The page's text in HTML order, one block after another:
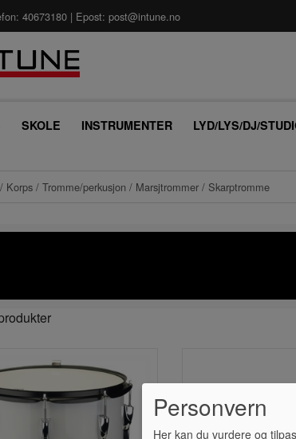
40673180 | Epost: post@intune.no
SKOLE INSTRUMENTER LYD/LYS/DJ/
/ Korps / Tromme/perkusjon / Marsjtrommer / Skarptromme
Personvern
Her kan du vurdere og